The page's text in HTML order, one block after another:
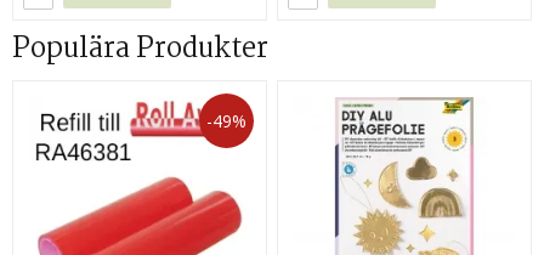
Populära Produkter
-49%